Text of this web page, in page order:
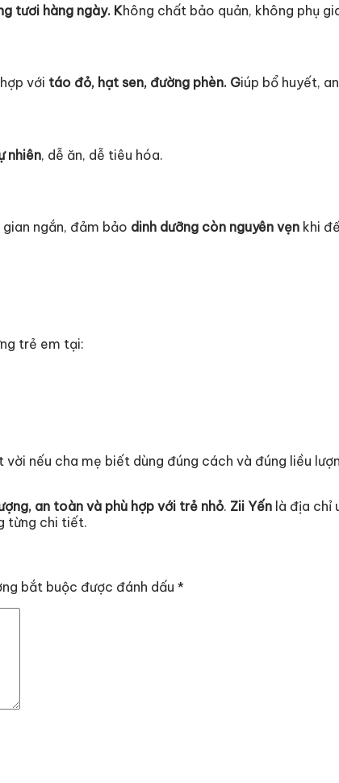
tươi hàng ngày. Không chất bảo quản, không phụ
với táo đỏ, hạt sen, đường phèn. Giúp bổ huyết,
nhiên, dễ ăn, dễ tiêu hóa.
ngắn, đảm bảo dinh dưỡng còn nguyên vẹn khi
trẻ em tại:
vời nếu cha mẹ biết dùng đúng cách và đúng liều
an toàn và phù hợp với trẻ nhỏ. Zii Yến là địa chỉ
từng chi tiết.
bắt buộc được đánh dấu *